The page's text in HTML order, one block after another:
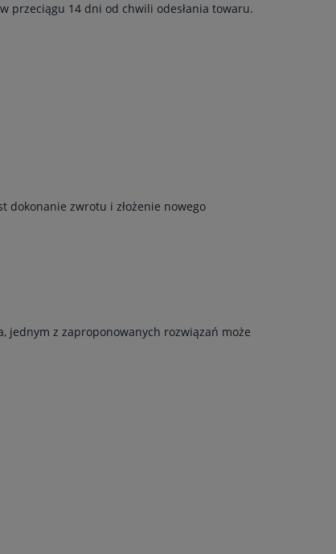
przeciągu 14 dni od chwili odesłania towaru.
dokonanie zwrotu i złożenie nowego
jednym z zaproponowanych rozwiązań może